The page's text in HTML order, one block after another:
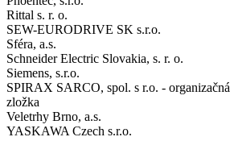
Rittal s. r. o.
SEW-EURODRIVE SK s.r.o.
Sféra, a.s.
Schneider Electric Slovakia, s. r. o.
Siemens, s.r.o.
SPIRAX SARCO, spol. s r.o. - organizačná
zložka
Veletrhy Brno, a.s.
YASKAWA Czech s.r.o.